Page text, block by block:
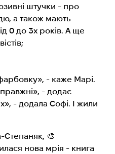
штучки - про
а також мають
0 до 3х років. А ще
- каже Марі.
- додає
- додала Софі. І жили
Степаняк, 🎨
нова мрія - книга